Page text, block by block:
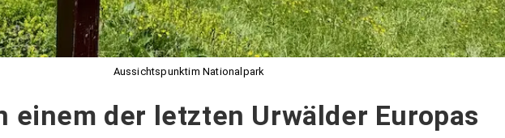
Aussichtspunktim Nationalpark
einem der letzten Urwälder Europas